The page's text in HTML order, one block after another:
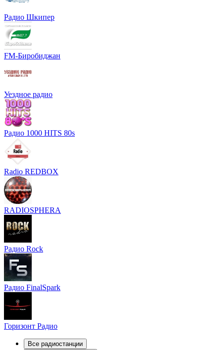
Радио Шкипер
FM-Биробиджан
Уездное радио
Радио 1000 HITS 80s
Radio REDBOX
RADIOSPHERA
Радио Rock
Радио FinalSpark
Горизонт Радио
Все радиостанции